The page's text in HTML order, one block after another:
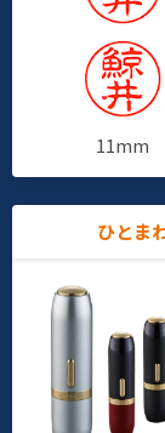
11mm
ひとま